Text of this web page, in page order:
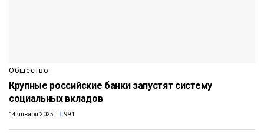
Общество
Крупные российские банки запустят систему
социальных вкладов
14 января 2025 991